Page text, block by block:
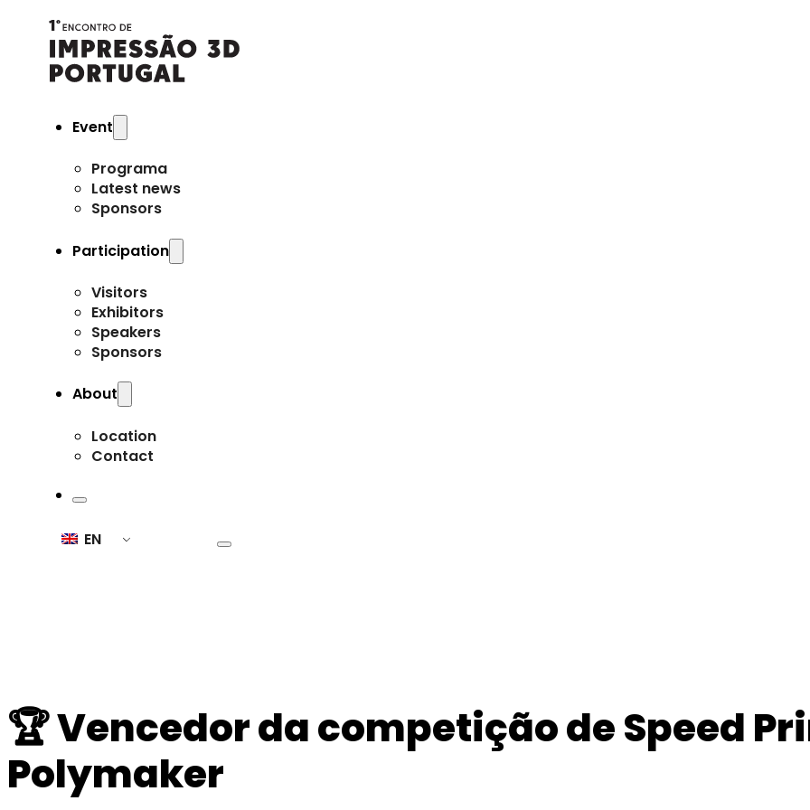
Event
Programa
Latest news
Sponsors
Participation
Visitors
Exhibitors
Speakers
Sponsors
About
Location
Contact
EN
🏆 Vencedor da competição de Speed
Polymaker